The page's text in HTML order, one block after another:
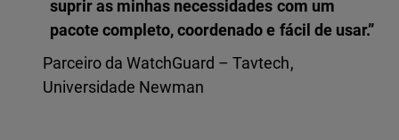
suprir as minhas necessidades com um
pacote completo, coordenado e fácil de usar.”
Parceiro da WatchGuard – Tavtech,
Universidade Newman